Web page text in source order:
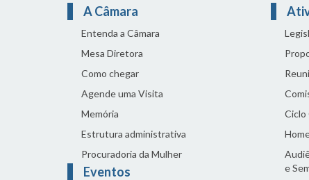
A Câmara
Entenda a Câmara
Mesa Diretora
Como chegar
Agende uma Visita
Memória
Estrutura administrativa
Procuradoria da Mulher
Eventos
Ciclo
e